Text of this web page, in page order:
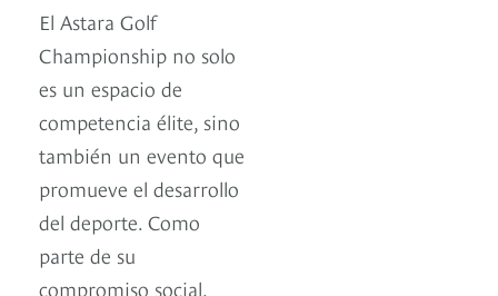
El Astara Golf
Championship no solo
es un espacio de
competencia élite, sino
también un evento que
promueve el desarrollo
del deporte. Como
parte de su
compromiso social,